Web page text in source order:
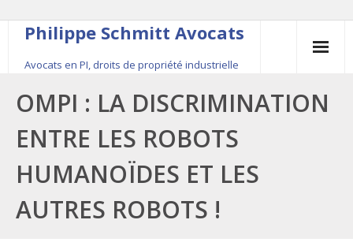
Philippe Schmitt Avocats
Avocats en PI, droits de propriété industrielle
45, rue Saint-Anne, 75001 Paris, +33 (0)1 84 16 35
54
Contact
OMPI : LA DISCRIMINATION
ENTRE LES ROBOTS
HUMANOÏDES ET LES
AUTRES ROBOTS !